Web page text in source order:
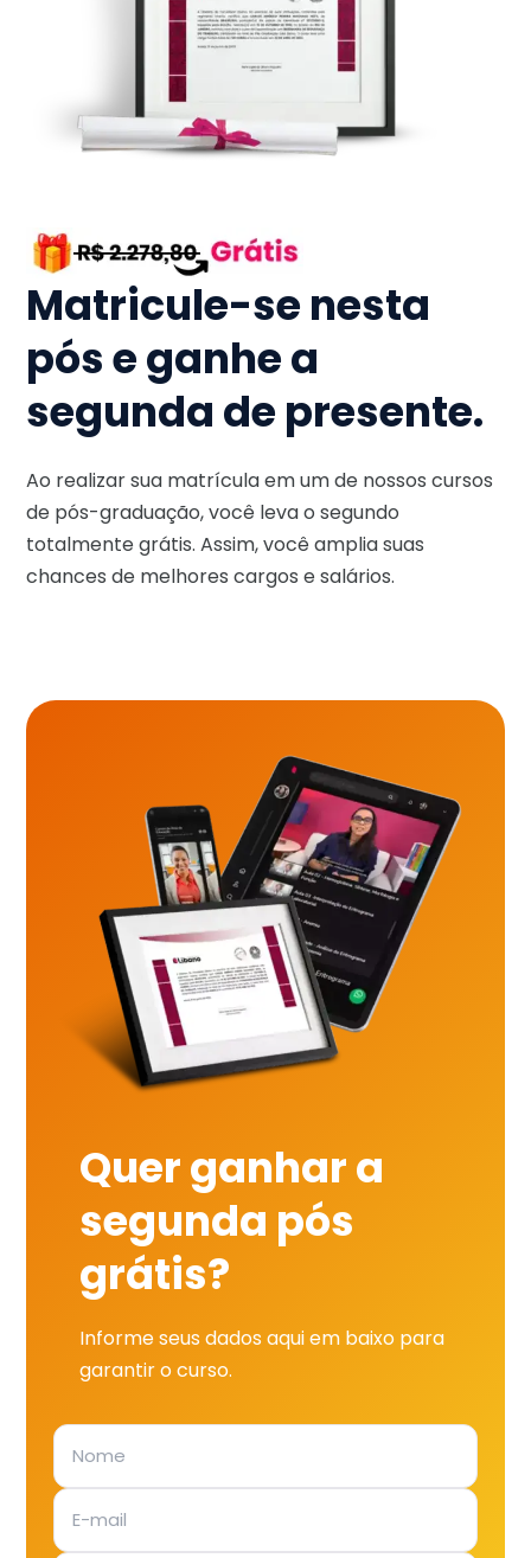
Matricule-se nesta
pós e ganhe a
segunda de presente.
Ao realizar sua matrícula em um de nossos cursos
de pós-graduação, você leva o segundo
totalmente grátis. Assim, você amplia suas
chances de melhores cargos e salários.
Quer ganhar a
segunda pós
grátis?
Informe seus dados aqui em baixo para
garantir o curso.